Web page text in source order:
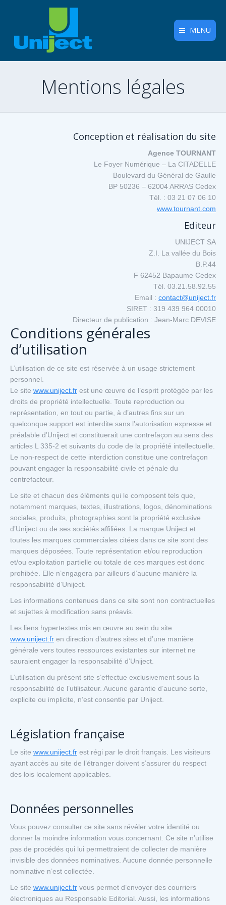
MENU
Mentions légales
Conception et réalisation du site
Agence TOURNANT
Le Foyer Numérique – La CITADELLE
Boulevard du Général de Gaulle
BP 50236 – 62004 ARRAS Cedex
Tél. : 03 21 07 06 10
www.tournant.com
Editeur
UNIJECT SA
Z.I. La vallée du Bois
B.P.44
F 62452 Bapaume Cedex
Tél. 03.21.58.92.55
Email : contact@uniject.fr
SIRET : 319 439 964 00010
Directeur de publication : Jean-Marc DEVISE
Conditions générales
d’utilisation
L’utilisation de ce site est réservée à un usage strictement
personnel.
Le site www.uniject.fr est une œuvre de l’esprit protégée par les
droits de propriété intellectuelle. Toute reproduction ou
représentation, en tout ou partie, à d’autres fins sur un
quelconque support est interdite sans l’autorisation expresse et
préalable d’Uniject et constituerait une contrefaçon au sens des
articles L 335-2 et suivants du code de la propriété intellectuelle.
Le non-respect de cette interdiction constitue une contrefaçon
pouvant engager la responsabilité civile et pénale du
contrefacteur.
Le site et chacun des éléments qui le composent tels que,
notamment marques, textes, illustrations, logos, dénominations
sociales, produits, photographies sont la propriété exclusive
d’Uniject ou de ses sociétés affiliées. La marque Uniject et
toutes les marques commerciales citées dans ce site sont des
marques déposées. Toute représentation et/ou reproduction
et/ou exploitation partielle ou totale de ces marques est donc
prohibée. Elle n’engagera par ailleurs d’aucune manière la
responsabilité d’Uniject.
Les informations contenues dans ce site sont non contractuelles
et sujettes à modification sans préavis.
Les liens hypertextes mis en œuvre au sein du site
www.uniject.fr en direction d’autres sites et d’une manière
générale vers toutes ressources existantes sur internet ne
sauraient engager la responsabilité d’Uniject.
L’utilisation du présent site s’effectue exclusivement sous la
responsabilité de l’utilisateur. Aucune garantie d’aucune sorte,
explicite ou implicite, n’est consentie par Uniject.
Législation française
Le site www.uniject.fr est régi par le droit français. Les visiteurs
ayant accès au site de l’étranger doivent s’assurer du respect
des lois localement applicables.
Données personnelles
Vous pouvez consulter ce site sans révéler votre identité ou
donner la moindre information vous concernant. Ce site n’utilise
pas de procédés qui lui permettraient de collecter de manière
invisible des données nominatives. Aucune donnée personnelle
nominative n’est collectée.
Le site www.uniject.fr vous permet d’envoyer des courriers
électroniques au Responsable Editorial. Aussi, les informations